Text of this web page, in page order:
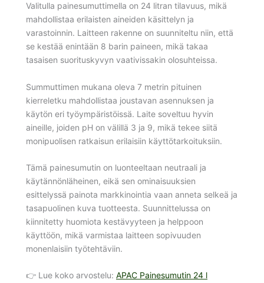
Valitulla painesumuttimella on 24 litran tilavuus, mikä
mahdollistaa erilaisten aineiden käsittelyn ja
varastoinnin. Laitteen rakenne on suunniteltu niin, että
se kestää enintään 8 barin paineen, mikä takaa
tasaisen suorituskyvyn vaativissakin olosuhteissa.
Summuttimen mukana oleva 7 metrin pituinen
kierreletku mahdollistaa joustavan asennuksen ja
käytön eri työympäristöissä. Laite soveltuu hyvin
aineille, joiden pH on välillä 3 ja 9, mikä tekee siitä
monipuolisen ratkaisun erilaisiin käyttötarkoituksiin.
Tämä painesumutin on luonteeltaan neutraali ja
käytännönläheinen, eikä sen ominaisuuksien
esittelyssä painota markkinointia vaan anneta selkeä ja
tasapuolinen kuva tuotteesta. Suunnittelussa on
kiinnitetty huomiota kestävyyteen ja helppoon
käyttöön, mikä varmistaa laitteen sopivuuden
monenlaisiin työtehtäviin.
👉 Lue koko arvostelu: APAC Painesumutin 24 l